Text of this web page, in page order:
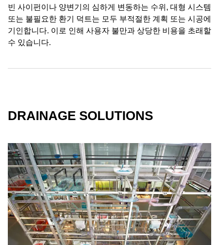
빈 사이펀이나 양변기의 심하게 변동하는 수위, 대형 시스템
또는 불필요한 환기 덕트는 모두 부적절한 계획 또는 시공에
기인합니다. 이로 인해 사용자 불만과 상당한 비용을 초래할
수 있습니다.
DRAINAGE SOLUTIONS